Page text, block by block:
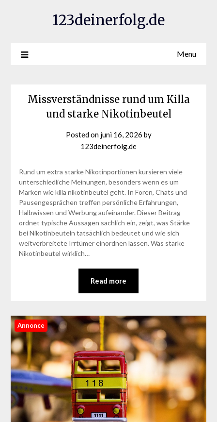
123deinerfolg.de
Menu
Missverständnisse rund um Killa
und starke Nikotinbeutel
Posted on juni 16, 2026 by
123deinerfolg.de
Rund um extra starke Nikotinportionen kursieren viele
unterschiedliche Meinungen, besonders wenn es um
Marken wie killa nikotinbeutel geht. In Foren, Chats und
Pausengesprächen treffen persönliche Erfahrungen,
Halbwissen und Werbung aufeinander. Dieser Beitrag
ordnet typische Aussagen sachlich ein, zeigt, was Stärke
bei Nikotinbeuteln tatsächlich bedeutet und wie sich
weitverbreitete Irrtümer einordnen lassen. Was starke
Nikotinbeutel wirklich…
Read more
Annonce